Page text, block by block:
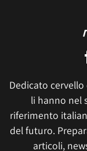
Dedicato
li hanno nel
riferimento
del futuro.
articoli,